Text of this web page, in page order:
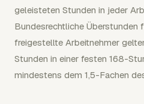
geleisteten Stunden in jeder
Bundesrechtliche Überstunden
freigestellte Arbeitnehmer
Stunden in einer festen 168-
mindestens dem 1,5-Fachen